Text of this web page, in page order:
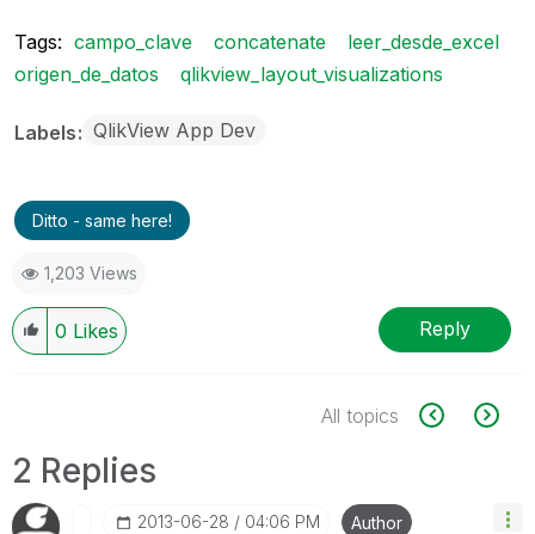
Tags: campo_clave concatenate
leer_desde_excel
origen_de_datos
qlikview_layout_visualizations
Labels QlikView App Dev
Ditto - same here!
1,203 Views
0 Likes Reply
All topics
2 Replies
‎2013-06-28 04:06 PM Author